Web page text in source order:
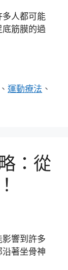
多人都可能
筋膜的過
、運動療法 、
：從
響到許多
著坐骨神